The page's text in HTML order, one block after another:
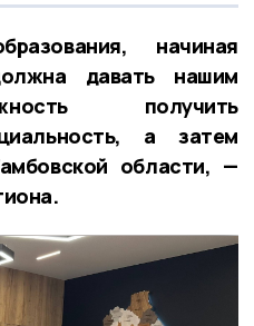
начиная
давать нашим
получить
а затем
области, —